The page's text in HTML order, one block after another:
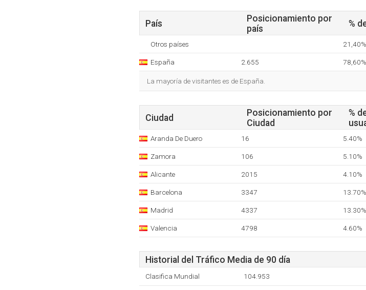
País
Posicionamiento por
país
%
Otros países 21,40%
España 2.655 78,60%
La mayoría de visitantes es de España.
Ciudad
Posicionamiento por
Ciudad
%
Aranda De Duero 16 5.40%
Zamora 106 5.10%
Alicante 2015 4.10%
Barcelona 3347 13.70%
Madrid 4337 13.30%
Valencia 4798 4.60%
Historial del Tráfico Media de 90 día
Clasifica Mundial 104.953